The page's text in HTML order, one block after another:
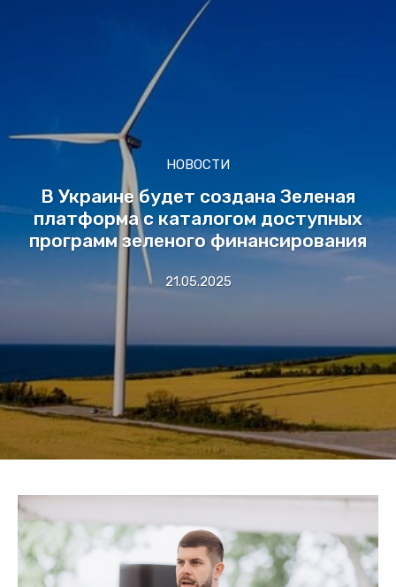
НОВОСТИ
В Украине будет создана Зеленая
платформа с каталогом доступных
программ зеленого финансирования
21.05.2025